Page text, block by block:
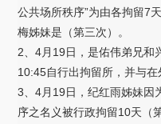
公共场所秩序”为由各拘留7
梅姊妹是（第三次）。
2、4月19日，是佑伟弟兄和
10:45自行出拘留所，并与在
3、4月19日，纪红雨姊妹因
序之名义被行政拘留10天（